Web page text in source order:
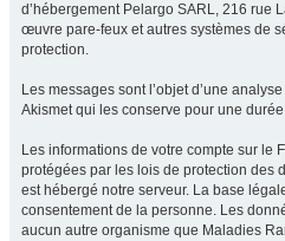
d’hébergement Pelargo SARL, 216 rue
œuvre pare-feux et autres systèmes de
protection.
Les messages sont l’objet d’une
Akismet qui les conserve pour une
Les informations de votre compte sur le
protégées par les lois de protection des
est hébergé notre serveur. La base
consentement de la personne. Les
aucun autre organisme que Maladies